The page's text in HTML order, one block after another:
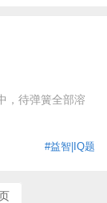
，待弹簧全部溶
#益智|IQ题